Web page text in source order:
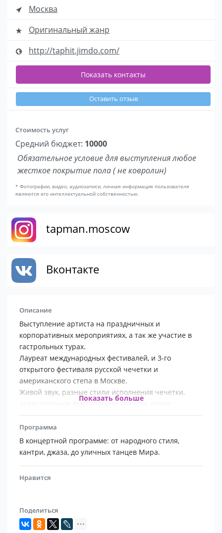
Москва
Оригинальный жанр
http://taphit.jimdo.com/
Показать контакты
Оставить отзыв
Стоимость услуг
Средний бюджет: 10000
Обязательное условие для выступления любое
жесткое покрытие пола ( не ковролин)
* Фотографии, видео, аудиозаписи, личная информация пользователя
являются его интеллектуальной собственностью.
tapman.moscow
Вконтакте
Описание
Выступление артиста на праздничных и
корпоративных мероприятиях, а так же участие в
гастрольных турах.
Лауреат международных фестивалей, и 3-го
открытого фестиваля русской чечетки и
американского степа в Москве.
Живой звук, разные стили исполнения чечетки,
зажигательное выступление артиста, яркие
костюмы - все это украсит ваши праздничные
мероприятия!
В концертной программе артиста 8 танцевальных
номеров: от народного стиля, джаза, до уличных
(tap dance) со зрителем.
Показать больше
Программа
В концертной программе: от народного стиля,
кантри, джаза, до уличных танцев Мира.
Нравится
Поделиться